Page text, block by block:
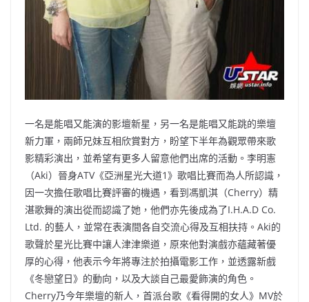
一名是能唱又能演的影壇新星，另一名是能唱又能跳的樂壇
新力軍，兩師兄妹互相欣賞對方，盼望下半年為觀眾帶來歌
影精彩演出，並希望有更多人留意他們出席的活動。李明憲
（Aki）晉身ATV《亞洲星光大道1》歌唱比賽而為人所認識，
因一次擔任歌唱比賽評審的機遇，看到馮凱淇（Cherry）精
湛歌舞的演出從而認識了她，他們亦先後成為了I.H.A.D Co.
Ltd. 的藝人，並常在表演間各自交流心得及互相扶持。Aki的
歌聲於星光比賽中讓人津津樂道，原來他對演戲亦蘊藏著優
厚的心得，他表示今年將專注於拍攝電影工作，並透露新戲
《冬戀望日》的動向，以及大談自己最愛飾演的角色。
Cherry乃今年樂壇的新人，首派台歌《看得開的女人》MV於